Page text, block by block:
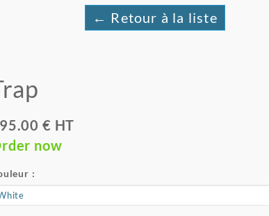
← Retour à la liste
€ HT
now
: